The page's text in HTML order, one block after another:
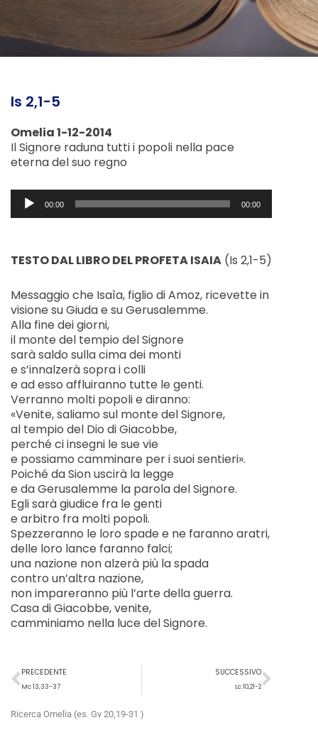
Is 2,1-5
Omelia 1-12-2014
Il Signore raduna tutti i popoli nella pace
eterna del suo regno
Audio
Player00:00 00:00
TESTO DAL LIBRO DEL PROFETA ISAIA (Is 2,1-5)
Messaggio che Isaìa, figlio di Amoz, ricevette in
visione su Giuda e su Gerusalemme.
Alla fine dei giorni,
il monte del tempio del Signore
sarà saldo sulla cima dei monti
e s’innalzerà sopra i colli
e ad esso affluiranno tutte le genti.
Verranno molti popoli e diranno:
«Venite, saliamo sul monte del Signore,
al tempio del Dio di Giacobbe,
perché ci insegni le sue vie
e possiamo camminare per i suoi sentieri».
Poiché da Sion uscirà la legge
e da Gerusalemme la parola del Signore.
Egli sarà giudice fra le genti
e arbitro fra molti popoli.
Spezzeranno le loro spade e ne faranno aratri,
delle loro lance faranno falci;
una nazione non alzerà più la spada
contro un’altra nazione,
non impareranno più l’arte della guerra.
Casa di Giacobbe, venite,
camminiamo nella luce del Signore.
Precedente
PRECEDENTE
Mc 13,33-37
SUCCESSIVO
Lc 10,21-2
Ricerca Omelia (es. Gv 20,19-31 )